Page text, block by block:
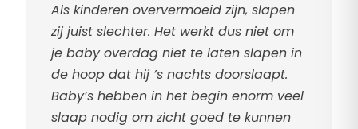
Als kinderen oververmoeid zijn, slapen
zij juist slechter. Het werkt dus niet om
je baby overdag niet te laten slapen in
de hoop dat hij ’s nachts doorslaapt.
Baby’s hebben in het begin enorm veel
slaap nodig om zicht goed te kunnen